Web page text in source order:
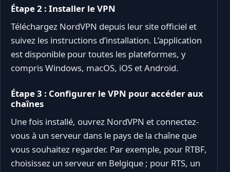
Étape 2 : Installer le VPN
Téléchargez NordVPN depuis leur site officiel et
suivez les instructions d’installation. L’application
est disponible pour toutes les plateformes, y
compris Windows, macOS, iOS et Android.
Étape 3 : Configurer le VPN pour accéder aux
chaînes
Une fois installé, ouvrez NordVPN et connectez-
vous à un serveur dans le pays de la chaîne que
vous souhaitez regarder. Par exemple, pour RTBF,
choisissez un serveur en Belgique ; pour RTS, un